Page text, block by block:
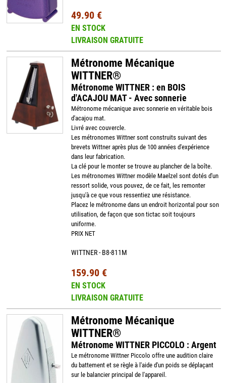
49.90 €
EN STOCK
LIVRAISON GRATUITE
Métronome Mécanique
WITTNER®
Métronome WITTNER : en BOIS
d'ACAJOU MAT - Avec sonnerie
Métronome mécanique avec sonnerie en véritable bois
d'acajou mat.
Livré avec couvercle.
Les métronomes Wittner sont construits suivant des
brevets Wittner après plus de 100 années d'expérience
dans leur fabrication.
La clé pour le monter se trouve au plancher de la boîte.
Les métronomes Wittner modèle Maelzel sont dotés d'un
ressort solide, vous pouvez, de ce fait, les remonter
jusqu'à ce que vous ressentiez une résistance.
Placez le métronome dans un endroit horizontal pour son
utilisation, de façon que son tictac soit toujours
uniforme.
PRIX NET
WITTNER - B8-811M
159.90 €
EN STOCK
LIVRAISON GRATUITE
Métronome Mécanique
WITTNER®
Métronome WITTNER PICCOLO : Argent
Le métronome Wittner Piccolo offre une audition claire
du battement et se règle à l'aide d'un poids se déplaçant
sur le balancier principal de l'appareil.